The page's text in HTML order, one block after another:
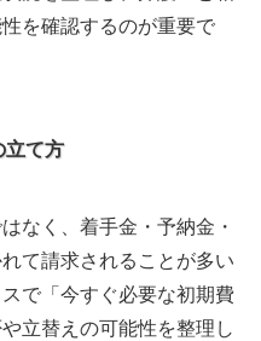
を確認するのが重要で
立て方
なく、着手金・予納金・
て請求されることが多い
で「今すぐ必要な初期費
立替えの可能性を整理し